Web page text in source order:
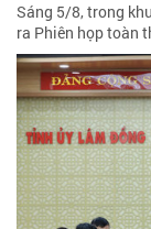
Sáng 5/8, trong
ra Phiên họp toàn